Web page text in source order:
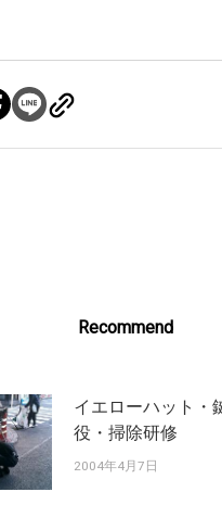
Recommend
イエローハット・
役・掃除研修
2004年4月7日